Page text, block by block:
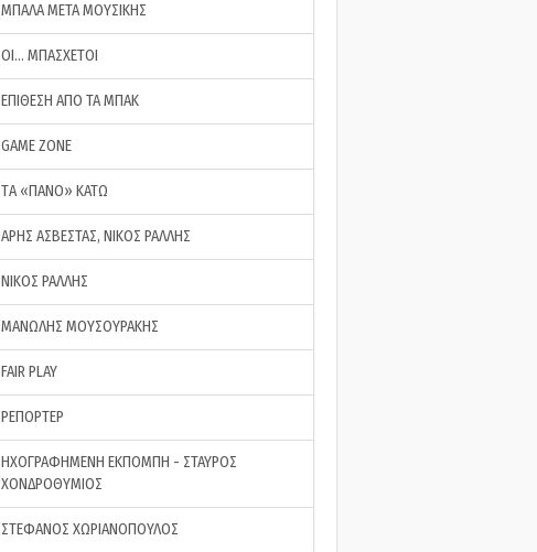
ΜΠΑΛΑ ΜΕΤΑ ΜΟΥΣΙΚΗΣ
ΟΙ… ΜΠΑΣΧΕΤΟΙ
ΕΠΙΘΕΣΗ ΑΠΟ ΤΑ ΜΠΑΚ
GAME ZONE
ΤA «ΠΑΝΟ» ΚΑΤΩ
ΑΡΗΣ ΑΣΒΕΣΤΑΣ, ΝΙΚΟΣ ΡΑΛΛΗΣ
ΝΙΚΟΣ ΡΑΛΛΗΣ
ΜΑΝΩΛΗΣ ΜΟΥΣΟΥΡΑΚΗΣ
FAIR PLAY
ΡΕΠΟΡΤΕΡ
ΗΧΟΓΡΑΦΗΜΕΝΗ ΕΚΠΟΜΠΗ - ΣΤΑΥΡΟΣ
ΧΟΝΔΡΟΘΥΜΙΟΣ
ΣΤΕΦΑΝΟΣ ΧΩΡΙΑΝΟΠΟΥΛΟΣ